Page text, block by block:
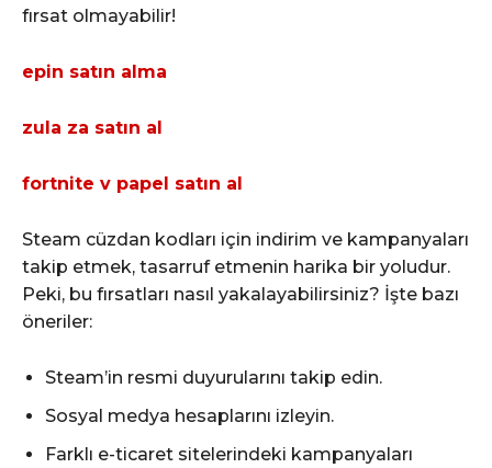
fırsat olmayabilir!
epin satın alma
zula za satın al
fortnite v papel satın al
Steam cüzdan kodları için indirim ve kampanyaları
takip etmek, tasarruf etmenin harika bir yoludur.
Peki, bu fırsatları nasıl yakalayabilirsiniz? İşte bazı
öneriler:
Steam’in resmi duyurularını takip edin.
Sosyal medya hesaplarını izleyin.
Farklı e-ticaret sitelerindeki kampanyaları